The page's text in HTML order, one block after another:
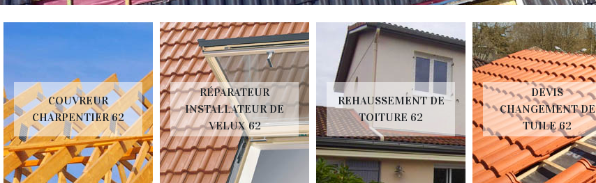
COUVREUR
CHARPENTIER 62
RÉPARATEUR
INSTALLATEUR DE
VELUX 62
REHAUSSEMENT DE
TOITURE 62
DEVIS
CHANGEMENT DE
TUILE 62